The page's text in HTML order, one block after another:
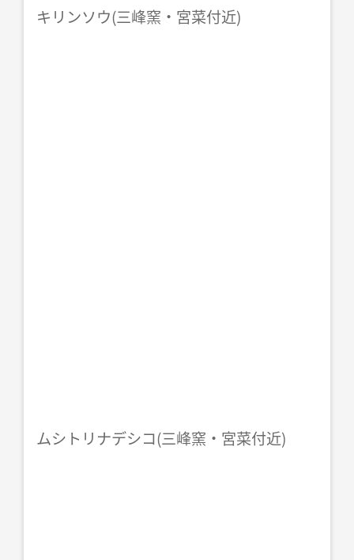
キリンソウ(三峰窯・宮菜付近)
ムシトリナデシコ(三峰窯・宮菜付近)